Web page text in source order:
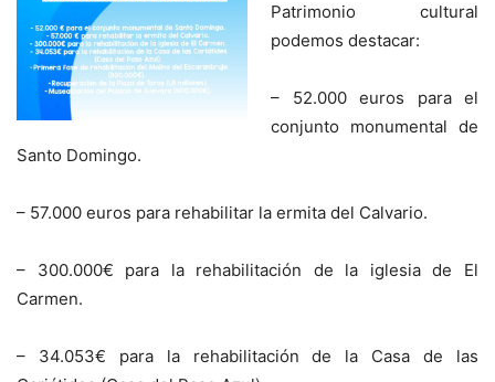
Patrimonio cultural
podemos destacar:
– 52.000 euros para el
conjunto monumental de
Santo Domingo.
– 57.000 euros para rehabilitar la ermita del Calvario.
– 300.000€ para la rehabilitación de la iglesia de El
Carmen.
– 34.053€ para la rehabilitación de la Casa de las